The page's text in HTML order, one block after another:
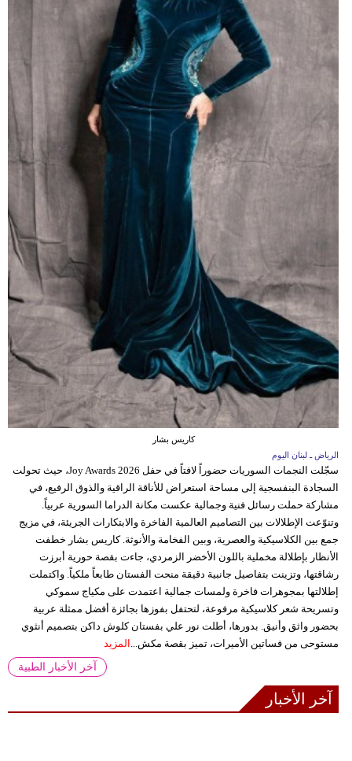
كاريس بشار
الرياض ـ لبنان اليوم
سجّلت النجمات السوريات حضوراً لافتاً في حفل Joy Awards 2026، حيث تحولت
السجادة البنفسجية إلى مساحة استعراض للأناقة الراقية والذوق الرفيع، في
مشاركة حملت رسائل فنية وجمالية عكست مكانة الدراما السورية عربياً.
وتنوّعت الإطلالات بين التصاميم العالمية الفاخرة والابتكارات الجريئة، في مزيج
جمع بين الكلاسيكية والعصرية، وبين الفخامة والأنوثة. كاريس بشار خطفت
الأنظار بإطلالة مخملية باللون الأخضر الزمردي، جاءت بقصة حورية أبرزت
رشاقتها، وتزينت بتفاصيل جانبية دقيقة منحت الفستان طابعاً ملكياً. واكتملت
إطلالتها بمجوهرات فاخرة ولمسات جمالية اعتمدت على مكياج سموكي
وتسريحة شعر كلاسيكية مرفوعة، لتحتفل بفوزها بجائزة أفضل ممثلة عربية
بحضور واثق وأنيق. بدورها، أطلت نور علي بفستان كلوش داكن بتصميم أنثوي
مستوحى من فساتين الأميرات، تميز بقصة مكش...
المزيد
آخر الأخبار الطبية
آخر الأخبار